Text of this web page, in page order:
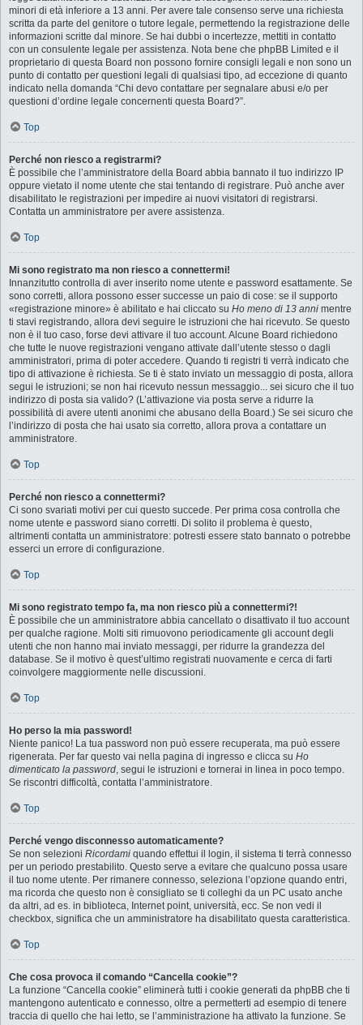
minori di età inferiore a 13 anni. Per avere tale consenso serve una richiesta
scritta da parte del genitore o tutore legale, permettendo la registrazione delle
informazioni scritte dal minore. Se hai dubbi o incertezze, mettiti in contatto
con un consulente legale per assistenza. Nota bene che phpBB Limited e il
proprietario di questa Board non possono fornire consigli legali e non sono un
punto di contatto per questioni legali di qualsiasi tipo, ad eccezione di quanto
indicato nella domanda “Chi devo contattare per segnalare abusi e/o per
questioni d’ordine legale concernenti questa Board?”.
Top
Perché non riesco a registrarmi?
È possibile che l’amministratore della Board abbia bannato il tuo indirizzo IP
oppure vietato il nome utente che stai tentando di registrare. Può anche aver
disabilitato le registrazioni per impedire ai nuovi visitatori di registrarsi.
Contatta un amministratore per avere assistenza.
Top
Mi sono registrato ma non riesco a connettermi!
Innanzitutto controlla di aver inserito nome utente e password esattamente. Se
sono corretti, allora possono esser successe un paio di cose: se il supporto
«registrazione minore» è abilitato e hai cliccato su Ho meno di 13 anni mentre
ti stavi registrando, allora devi seguire le istruzioni che hai ricevuto. Se questo
non è il tuo caso, forse devi attivare il tuo account. Alcune Board richiedono
che tutte le nuove registrazioni vengano attivate dall’utente stesso o dagli
amministratori, prima di poter accedere. Quando ti registri ti verrà indicato che
tipo di attivazione è richiesta. Se ti è stato inviato un messaggio di posta, allora
segui le istruzioni; se non hai ricevuto nessun messaggio... sei sicuro che il tuo
indirizzo di posta sia valido? (L’attivazione via posta serve a ridurre la
possibilità di avere utenti anonimi che abusano della Board.) Se sei sicuro che
l’indirizzo di posta che hai usato sia corretto, allora prova a contattare un
amministratore.
Top
Perché non riesco a connettermi?
Ci sono svariati motivi per cui questo succede. Per prima cosa controlla che
nome utente e password siano corretti. Di solito il problema è questo,
altrimenti contatta un amministratore: potresti essere stato bannato o potrebbe
esserci un errore di configurazione.
Top
Mi sono registrato tempo fa, ma non riesco più a connettermi?!
È possibile che un amministratore abbia cancellato o disattivato il tuo account
per qualche ragione. Molti siti rimuovono periodicamente gli account degli
utenti che non hanno mai inviato messaggi, per ridurre la grandezza del
database. Se il motivo è quest’ultimo registrati nuovamente e cerca di farti
coinvolgere maggiormente nelle discussioni.
Top
Ho perso la mia password!
Niente panico! La tua password non può essere recuperata, ma può essere
rigenerata. Per far questo vai nella pagina di ingresso e clicca su Ho
dimenticato la password, segui le istruzioni e tornerai in linea in poco tempo.
Se riscontri difficoltà, contatta l’amministratore.
Top
Perché vengo disconnesso automaticamente?
Se non selezioni Ricordami quando effettui il login, il sistema ti terrà connesso
per un periodo prestabilito. Questo serve a evitare che qualcuno possa usare
il tuo nome utente. Per rimanere connesso, seleziona l’opzione quando entri,
ma ricorda che questo non è consigliato se ti colleghi da un PC usato anche
da altri, ad es. in biblioteca, Internet point, università, ecc. Se non vedi il
checkbox, significa che un amministratore ha disabilitato questa caratteristica.
Top
Che cosa provoca il comando “Cancella cookie”?
La funzione “Cancella cookie” eliminerà tutti i cookie generati da phpBB che ti
mantengono autenticato e connesso, oltre a permetterti ad esempio di tenere
traccia di quello che hai letto, se l’amministrazione ha attivato la funzione. Se